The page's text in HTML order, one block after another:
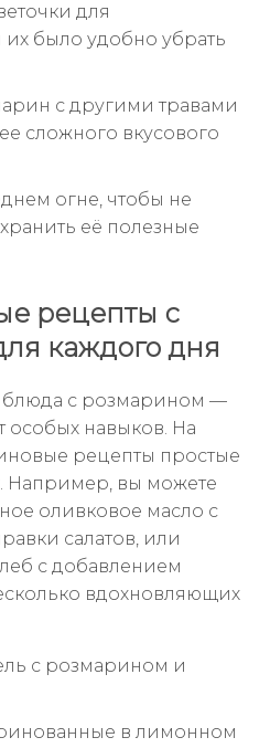
для
было удобно убрать
с другими травами
сложного вкусового
огне, чтобы не
её полезные
рецепты с
каждого дня
блюда с розмарином —
особых навыков. На
рецепты простые
Например, вы можете
оливковое масло с
салатов, или
с добавлением
вдохновляющих
с розмарином и
в лимонном